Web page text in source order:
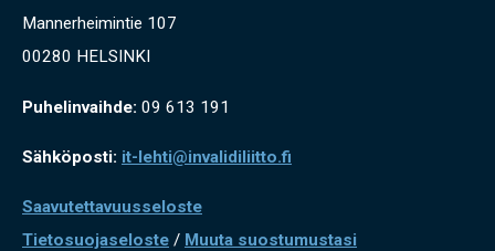
Mannerheimintie 107
00280 HELSINKI
Puhelinvaihde: 09 613 191
Sähköposti: it-lehti@invalidiliitto.fi
Saavutettavuusseloste
Tietosuojaseloste / Muuta suostumustasi